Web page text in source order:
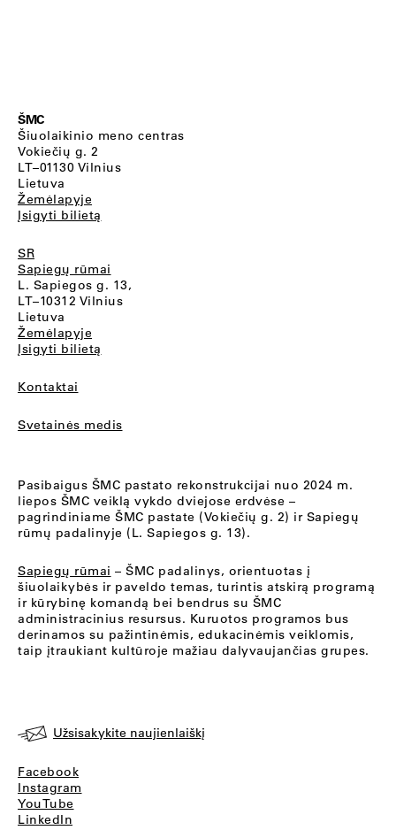
ŠMC
Šiuolaikinio meno centras
Vokiečių g. 2
LT–01130 Vilnius
Lietuva
Žemėlapyje
Įsigyti bilietą
SR
Sapiegų rūmai
L. Sapiegos g. 13,
LT–10312 Vilnius
Lietuva
Žemėlapyje
Įsigyti bilietą
Kontaktai
Svetainės medis
Pasibaigus ŠMC pastato rekonstrukcijai nuo 2024 m.
liepos ŠMC veiklą vykdo dviejose erdvėse –
pagrindiniame ŠMC pastate (Vokiečių g. 2) ir Sapiegų
rūmų padalinyje (L. Sapiegos g. 13).
Sapiegų rūmai – ŠMC padalinys, orientuotas į
šiuolaikybės ir paveldo temas, turintis atskirą programą
ir kūrybinę komandą bei bendrus su ŠMC
administracinius resursus. Kuruotos programos bus
derinamos su pažintinėmis, edukacinėmis veiklomis,
taip įtraukiant kultūroje mažiau dalyvaujančias grupes.
Užsisakykite naujienlaiškį
Facebook
Instagram
YouTube
LinkedIn